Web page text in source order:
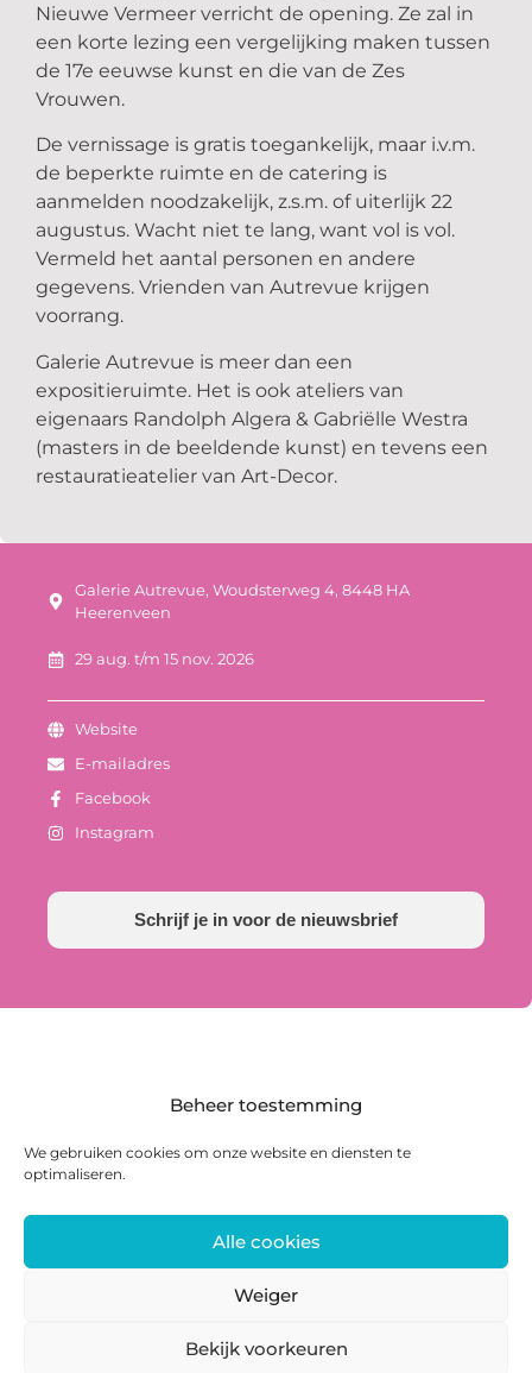
Beheer toestemming
We gebruiken cookies om onze website en diensten te
optimaliseren.
Alle cookies
Weiger
Bekijk voorkeuren
Nieuwe Vermeer verricht de opening. Ze zal in
een korte lezing een vergelijking maken tussen
de 17e eeuwse kunst en die van de Zes
Vrouwen.
De vernissage is gratis toegankelijk, maar i.v.m.
de beperkte ruimte en de catering is
aanmelden noodzakelijk, z.s.m. of uiterlijk 22
augustus. Wacht niet te lang, want vol is vol.
Vermeld het aantal personen en andere
gegevens. Vrienden van Autrevue krijgen
voorrang.
Galerie Autrevue is meer dan een
expositieruimte. Het is ook ateliers van
eigenaars Randolph Algera & Gabriëlle Westra
(masters in de beeldende kunst) en tevens een
restauratieatelier van Art-Decor.
Galerie Autrevue, Woudsterweg 4, 8448 HA
Heerenveen
29 aug. t/m 15 nov. 2026
Website
E-mailadres
Facebook
Instagram
Schrijf je in voor de nieuwsbrief
Postadres: Postbus 285, 8440 AG Heerenveen |
Bezoekadres: Zwanedrift 2, 8446 KS Heerenveen
0513 468 158 | info@ateliersmajeur.nl